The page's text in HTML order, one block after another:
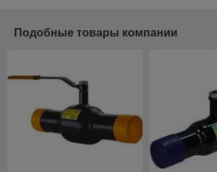
Подобные товары компании